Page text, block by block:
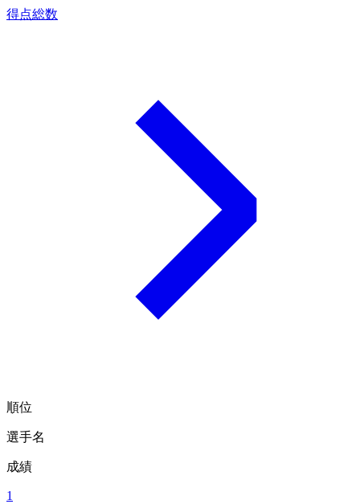
得点総数
順位
選手名
成績
1